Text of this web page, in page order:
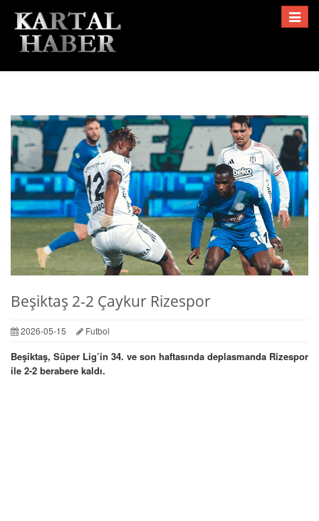
Toggle
Beşiktaş 2-2 Çaykur Rizespor
2026-05-15 Futbol
Beşiktaş, Süper Lig’in 34. ve son haftasında deplasmanda Rizespor
ile 2-2 berabere kaldı.